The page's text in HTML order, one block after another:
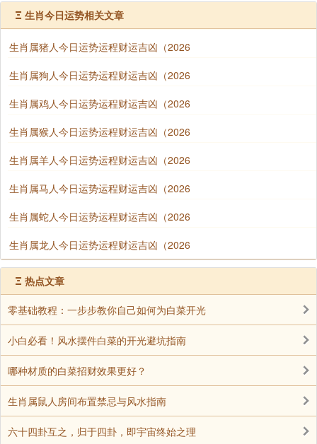
Ξ 生肖今日运势相关文章
生肖属猪人今日运势运程财运吉凶（2026
生肖属狗人今日运势运程财运吉凶（2026
生肖属鸡人今日运势运程财运吉凶（2026
生肖属猴人今日运势运程财运吉凶（2026
生肖属羊人今日运势运程财运吉凶（2026
生肖属马人今日运势运程财运吉凶（2026
生肖属蛇人今日运势运程财运吉凶（2026
生肖属龙人今日运势运程财运吉凶（2026
Ξ 热点文章
零基础教程：一步步教你自己如何为白菜开光
小白必看！风水摆件白菜的开光避坑指南
哪种材质的白菜招财效果更好？
生肖属鼠人房间布置禁忌与风水指南
六十四卦互之，归于四卦，即宇宙终始之理